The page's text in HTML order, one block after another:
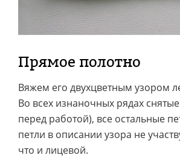
Прямое полотно
Вяжем его двухцветным узором
Во всех изнаночных рядах
перед работой), все остальные
петли в описании узора не
что и лицевой.